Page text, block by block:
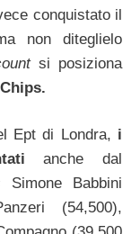
conquistato il
non diteglielo
si posiziona
Ept di Londra, i
anche dal
Simone Babbini
(54,500),